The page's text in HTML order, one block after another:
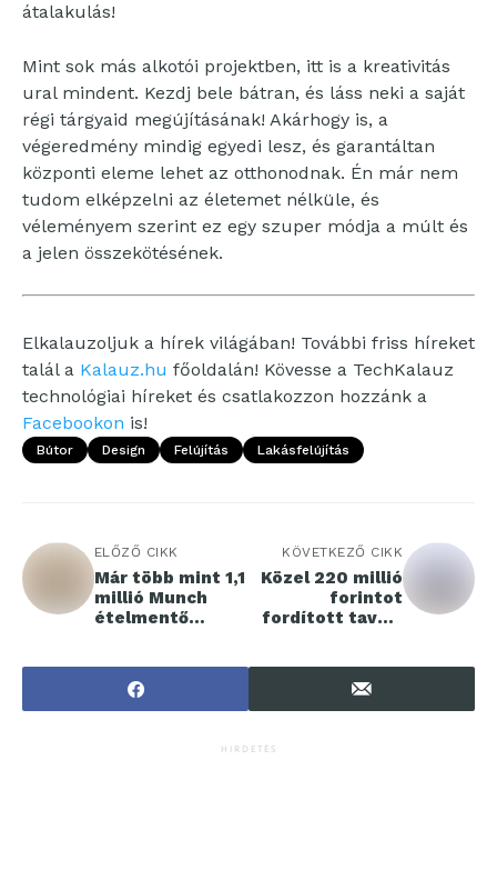
átalakulás!
Mint sok más alkotói projektben, itt is a kreativitás
ural mindent. Kezdj bele bátran, és láss neki a saját
régi tárgyaid megújításának! Akárhogy is, a
végeredmény mindig egyedi lesz, és garantáltan
központi eleme lehet az otthonodnak. Én már nem
tudom elképzelni az életemet nélküle, és
véleményem szerint ez egy szuper módja a múlt és
a jelen összekötésének.
Elkalauzoljuk a hírek világában! További friss híreket
talál a Kalauz.hu főoldalán! Kövesse a TechKalauz
technológiai híreket és csatlakozzon hozzánk a
Facebookon is!
Bútor Design Felújítás Lakásfelújítás
ELŐZŐ CIKK
Már több mint 1,1
millió Munch
ételmentő
üzletekben
KÖVETKEZŐ CIKK
Közel 220 millió
forintot
fordított tavaly
SPAR
Magyarország
HIRDETÉS